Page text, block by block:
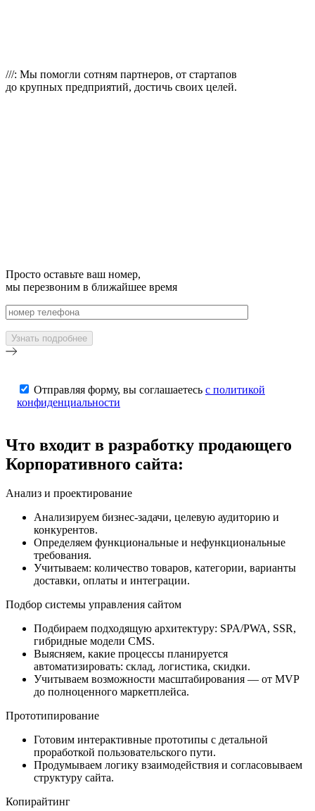
///: Мы помогли сотням партнеров, от стартапов
до крупных предприятий, достичь своих целей.
Просто оставьте ваш номер,
мы перезвоним в ближайшее время
Отправляя форму, вы соглашаетесь с политикой
конфиденциальности
Что входит в разработку продающего
Корпоративного сайта:
Анализ и проектирование
Анализируем бизнес-задачи, целевую аудиторию и
конкурентов.
Определяем функциональные и нефункциональные
требования.
Учитываем: количество товаров, категории, варианты
доставки, оплаты и интеграции.
Подбор системы управления сайтом
Подбираем подходящую архитектуру: SPA/PWA, SSR,
гибридные модели CMS.
Выясняем, какие процессы планируется
автоматизировать: склад, логистика, скидки.
Учитываем возможности масштабирования — от MVP
до полноценного маркетплейса.
Прототипирование
Готовим интерактивные прототипы с детальной
проработкой пользовательского пути.
Продумываем логику взаимодействия и согласовываем
структуру сайта.
Копирайтинг